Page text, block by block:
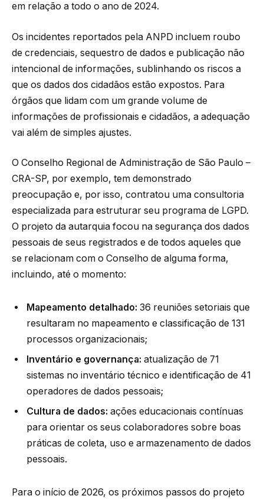
em relação a todo o ano de 2024.
Os incidentes reportados pela ANPD incluem roubo
de credenciais, sequestro de dados e publicação não
intencional de informações, sublinhando os riscos a
que os dados dos cidadãos estão expostos. Para
órgãos que lidam com um grande volume de
informações de profissionais e cidadãos, a adequação
vai além de simples ajustes.
O Conselho Regional de Administração de São Paulo –
CRA-SP, por exemplo, tem demonstrado
preocupação e, por isso, contratou uma consultoria
especializada para estruturar seu programa de LGPD.
O projeto da autarquia focou na segurança dos dados
pessoais de seus registrados e de todos aqueles que
se relacionam com o Conselho de alguma forma,
incluindo, até o momento:
Mapeamento detalhado: 36 reuniões setoriais que
resultaram no mapeamento e classificação de 131
processos organizacionais;
Inventário e governança: atualização de 71
sistemas no inventário técnico e identificação de 41
operadores de dados pessoais;
Cultura de dados: ações educacionais contínuas
para orientar os seus colaboradores sobre boas
práticas de coleta, uso e armazenamento de dados
pessoais.
Para o início de 2026, os próximos passos do projeto